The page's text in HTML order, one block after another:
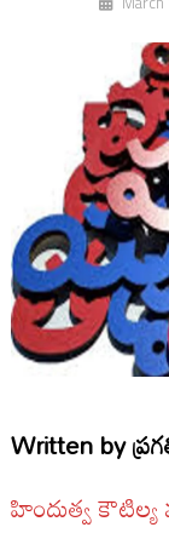
Written by
హిందుత్వ